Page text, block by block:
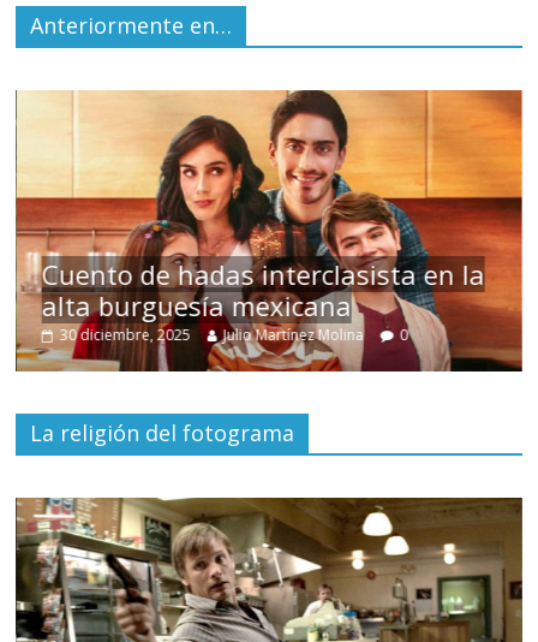
Anteriormente en…
Cuento de hadas interclasista en la
alta burguesía mexicana
30 diciembre, 2025 Julio Martínez Molina 0
La religión del fotograma